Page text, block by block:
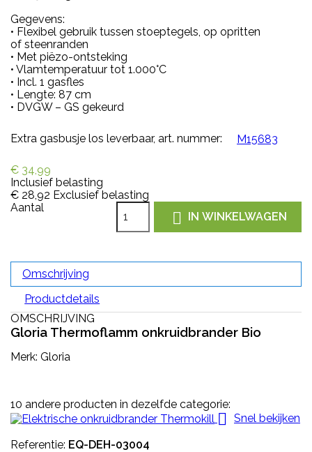
Gegevens:
• Flexibel gebruik tussen stoeptegels, op opritten
of steenranden
• Met piëzo-ontsteking
• Vlamtemperatuur tot 1.000°C
• Incl. 1 gasfles
• Lengte: 87 cm
• DVGW – GS gekeurd
Extra gasbusje los leverbaar, art. nummer: M15683
€ 34,99
Inclusief belasting
€ 28,92 Exclusief belasting
Aantal
 IN WINKELWAGEN
Omschrijving
Productdetails
OMSCHRIJVING
Gloria Thermoflamm onkruidbrander Bio
Merk: Gloria
10 andere producten in dezelfde categorie:
 Snel bekijken
Referentie: EQ-DEH-03004